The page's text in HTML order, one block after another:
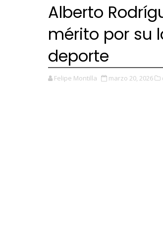
Alberto
mérito por su
deporte
Felipe Montilla marzo 20, 2026